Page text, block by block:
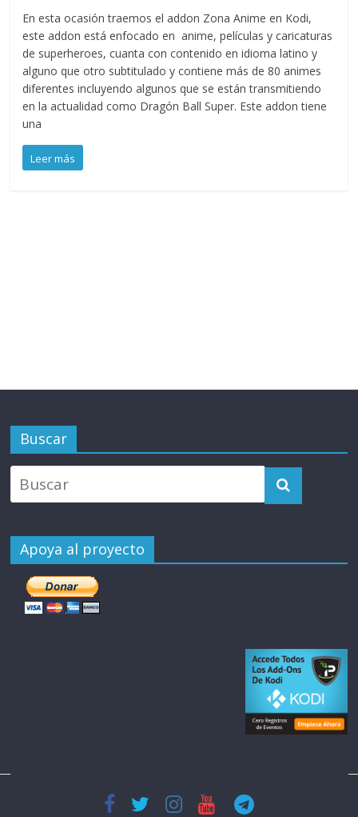
En esta ocasión traemos el addon Zona Anime en Kodi,
este addon está enfocado en anime, películas y caricaturas
de superheroes, cuanta con contenido en idioma latino y
alguno que otro subtitulado y contiene más de 80 animes
diferentes incluyendo algunos que se están transmitiendo
en la actualidad como Dragón Ball Super. Este addon tiene
una
Leer más
Buscar
Apoya al proyecto